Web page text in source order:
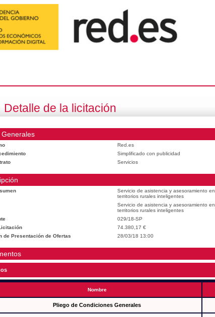
Detalle de la licitación
Generales
Red.es
Simplificado con publicidad
Servicios
Servicio de asistencia y asesoramiento
territorios rurales inteligentes
Servicio de asistencia y asesoramiento
territorios rurales inteligentes
029/18-SP
74.380,17 €
de Presentación de Ofertas
28/03/18 13:00
Nombre
Pliego de Condiciones Generales